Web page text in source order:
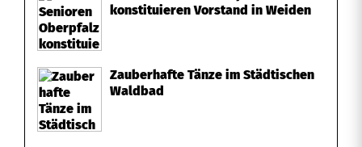
konstituieren Vorstand in Weiden
Zauberhafte Tänze im Städtischen
Waldbad